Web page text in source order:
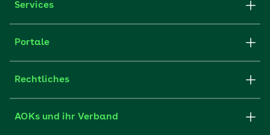
Services
Portale
Rechtliches
AOKs und ihr Verband